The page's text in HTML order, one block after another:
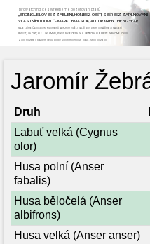
Birdwatching, česky řekneme pozorování ptáků
„BIRDING JE LOV BEZ ZABÍJENÍ, HON BEZ OBĚTÍ, SBĚR BEZ ZAPLŇOVÁNÍ
VLASTNÍHO DOMU“ - MARK OBMASCIK, AUTOR KNIHY THE BIG YEAR
NAJEZDÍME ČASTO STOVKY KILOMETRŮ, ABYCHOM VIDĚLI DALŠÍ NOVÝ DRUH. ODNÁŠÍME SI NADŠENÍ,
RADOST, ZÁŽITKY, ALE I ZKLAMÁNÍ, POKUD NAŠE CESTA BYLA ZBYTEČNÁ, ALE PŘÍŠTĚ VYRÁŽÍME ZNOVU
Začít můžete v každém věku, podle svých možností, času...stojí to za to!
Jaromír
Druh
Labuť velká (Cygnus
olor)
Husa polní (Anser
fabalis)
Husa běločelá (Anser
albifrons)
Husa velká (Anser anser)